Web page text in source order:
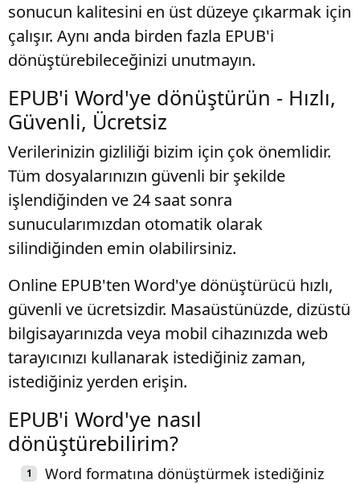
sonucun kalitesini en üst düzeye çıkarmak için
çalışır. Aynı anda birden fazla EPUB'i
dönüştürebileceğinizi unutmayın.
EPUB'i Word'ye dönüştürün - Hızlı,
Güvenli, Ücretsiz
Verilerinizin gizliliği bizim için çok önemlidir.
Tüm dosyalarınızın güvenli bir şekilde
işlendiğinden ve 24 saat sonra
sunucularımızdan otomatik olarak
silindiğinden emin olabilirsiniz.
Online EPUB'ten Word'ye dönüştürücü hızlı,
güvenli ve ücretsizdir. Masaüstünüzde, dizüstü
bilgisayarınızda veya mobil cihazınızda web
tarayıcınızı kullanarak istediğiniz zaman,
istediğiniz yerden erişin.
EPUB'i Word'ye nasıl
dönüştürebilirim?
Word formatına dönüştürmek istediğiniz